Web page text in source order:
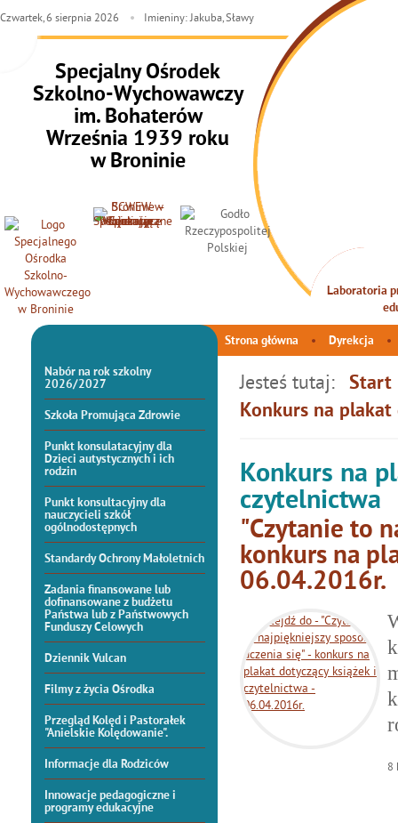
Specjalny Ośrodek
Szkolno-Wychowawczy
im. Bohaterów
Września 1939 roku
w Broninie
Czwartek, 6 sierpnia 2026 Imieniny: Jakuba, Sławy
Laboratoria
Strona główna Dyrekcja
Nabór na rok szkolny
2026/2027
Szkoła Promująca Zdrowie
Punkt konsulatacyjny dla
Dzieci autystycznych i ich
rodzin
Punkt konsultacyjny dla
nauczycieli szkół
ogólnodostępnych
Standardy Ochrony Małoletnich
Zadania finansowane lub
dofinansowane z budżetu
Państwa lub z Państwowych
Funduszy Celowych
Dziennik Vulcan
Filmy z życia Ośrodka
Przegląd Kolęd i Pastorałek
"Anielskie Kolędowanie".
Informacje dla Rodziców
Innowacje pedagogiczne i
programy edukacyjne
Jesteś tutaj: Start
Konkurs na
Konkurs na
czytelnictwa
"Czytanie to
konkurs na
06.04.2016r.
8